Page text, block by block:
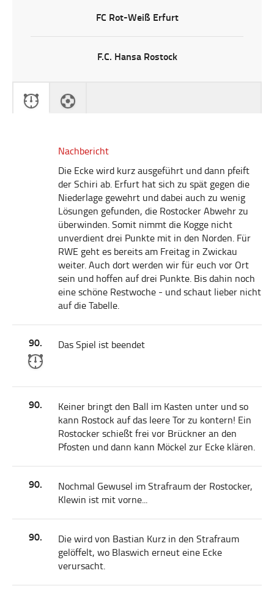
FC Rot-Weiß Erfurt
F.C. Hansa Rostock
Nachbericht
Die Ecke wird kurz ausgeführt und dann pfeift
der Schiri ab. Erfurt hat sich zu spät gegen die
Niederlage gewehrt und dabei auch zu wenig
Lösungen gefunden, die Rostocker Abwehr zu
überwinden. Somit nimmt die Kogge nicht
unverdient drei Punkte mit in den Norden. Für
RWE geht es bereits am Freitag in Zwickau
weiter. Auch dort werden wir für euch vor Ort
sein und hoffen auf drei Punkte. Bis dahin noch
eine schöne Restwoche - und schaut lieber nicht
auf die Tabelle.
90. Das Spiel ist beendet
90.
Keiner bringt den Ball im Kasten unter und so
kann Rostock auf das leere Tor zu kontern! Ein
Rostocker schießt frei vor Brückner an den
Pfosten und dann kann Möckel zur Ecke klären.
90.
Nochmal Gewusel im Strafraum der Rostocker,
Klewin ist mit vorne...
90.
Die wird von Bastian Kurz in den Strafraum
gelöffelt, wo Blaswich erneut eine Ecke
verursacht.